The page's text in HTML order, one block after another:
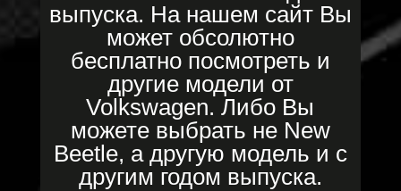
выпуска. На нашем сайт Вы
может обсолютно
бесплатно посмотреть и
другие модели от
Volkswagen. Либо Вы
можете выбрать не New
Beetle, а другую модель и с
другим годом выпуска.